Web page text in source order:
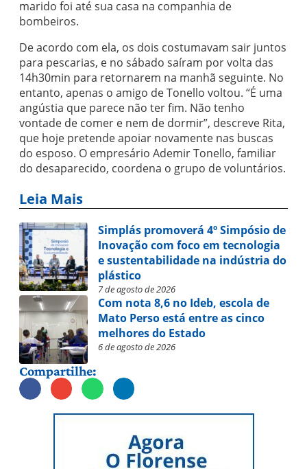
marido foi até sua casa na companhia de
bombeiros.
De acordo com ela, os dois costumavam sair juntos
para pescarias, e no sábado saíram por volta das
14h30min para retornarem na manhã seguinte. No
entanto, apenas o amigo de Tonello voltou. “É uma
angústia que parece não ter fim. Não tenho
vontade de comer e nem de dormir”, descreve Rita,
que hoje pretende apoiar novamente nas buscas
do esposo. O empresário Ademir Tonello, familiar
do desaparecido, coordena o grupo de voluntários.
Leia Mais
Simplás promoverá 4º Simpósio de
Inovação com foco em tecnologia
e sustentabilidade na indústria do
plástico
7 de agosto de 2026
Com nota 8,6 no Ideb, escola de
Mato Perso está entre as cinco
melhores do Estado
6 de agosto de 2026
Compartilhe: